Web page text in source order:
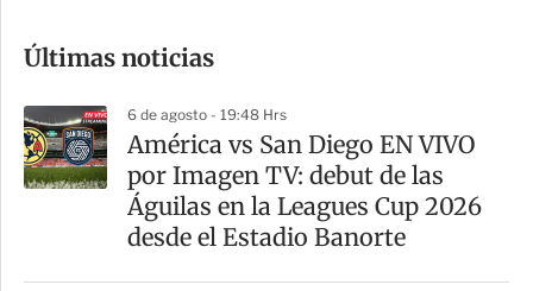
m
a
r
t
Últimas noticias
6 de agosto - 19:48 Hrs
América vs San Diego EN VIVO
por Imagen TV: debut de las
Águilas en la Leagues Cup 2026
desde el Estadio Banorte